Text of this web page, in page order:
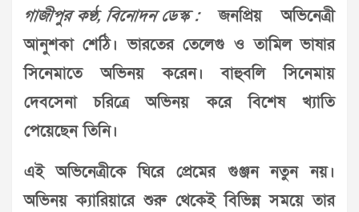
গাজীপুর কণ্ঠ, বিনোদন ডেস্ক :জনপ্রিয় অভিনেত্রী
আনুশকা শেঠি। ভারতের তেলেগু ও তামিল ভাষার
সিনেমাতে অভিনয় করেন। বাহুবলি সিনেমায়
দেবসেনা চরিত্রে অভিনয় করে বিশেষ খ্যাতি
পেয়েছেন তিনি।
এই অভিনেত্রীকে ঘিরে প্রেমের গুঞ্জন নতুন নয়।
অভিনয় ক্যারিয়ারে শুরু থেকেই বিভিন্ন সময়ে তার